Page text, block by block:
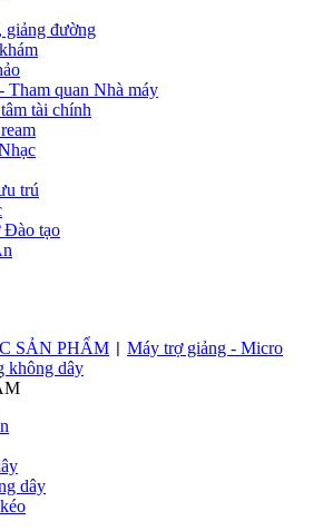
giảng đường
quan Nhà máy
tài chính
trú
Đào tạo
SẢN PHẨM
Máy trợ giảng - Micro
không dây
dây